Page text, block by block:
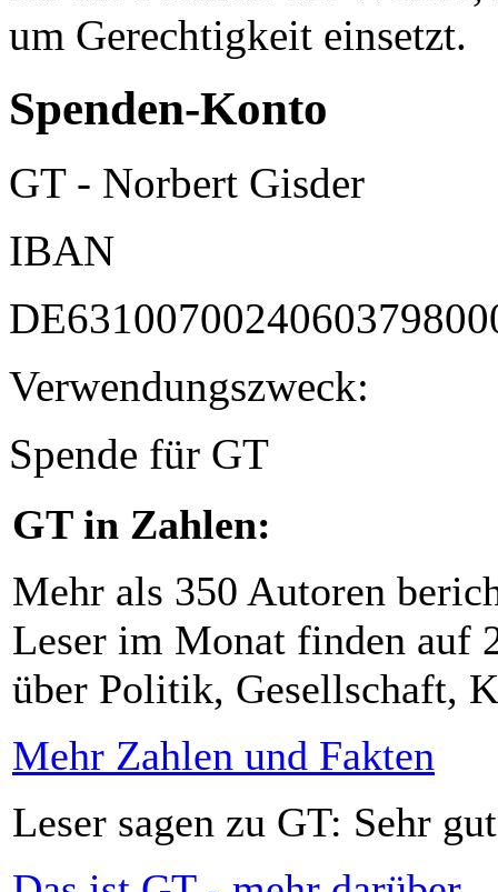
um Gerechtigkeit einsetzt.
Spenden-Konto
GT - Norbert Gisder
IBAN
Verwendungszweck:
Spende für GT
GT in Zahlen:
Mehr als 350 Autoren
Leser im Monat finden auf
über Politik, Gesellschaft,
Mehr Zahlen und Fakten
Leser sagen zu GT: Sehr